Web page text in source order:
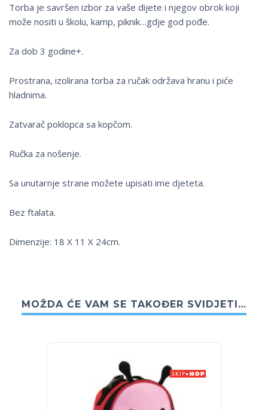
Torba je savršen izbor za vaše dijete i njegov obrok koji
može nositi u školu, kamp, piknik…gdje god pođe.
Za dob 3 godine+.
Prostrana, izolirana torba za ručak održava hranu i piće
hladnima.
Zatvarač poklopca sa kopčom.
Ručka za nošenje.
Sa unutarnje strane možete upisati ime djeteta.
Bez ftalata.
Dimenzije: 18 X 11 X 24cm.
MOŽDA ĆE VAM SE TAKOĐER SVIDJETI…